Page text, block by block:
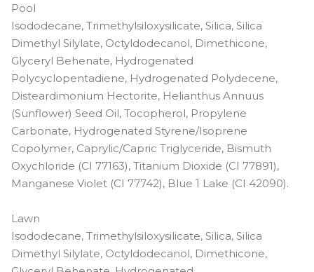
Pool
Isododecane, Trimethylsiloxysilicate, Silica, Silica
Dimethyl Silylate, Octyldodecanol, Dimethicone,
Glyceryl Behenate, Hydrogenated
Polycyclopentadiene, Hydrogenated Polydecene,
Disteardimonium Hectorite, Helianthus Annuus
(Sunflower) Seed Oil, Tocopherol, Propylene
Carbonate, Hydrogenated Styrene/Isoprene
Copolymer, Caprylic/Capric Triglyceride, Bismuth
Oxychloride (CI 77163), Titanium Dioxide (CI 77891),
Manganese Violet (CI 77742), Blue 1 Lake (CI 42090).
Lawn
Isododecane, Trimethylsiloxysilicate, Silica, Silica
Dimethyl Silylate, Octyldodecanol, Dimethicone,